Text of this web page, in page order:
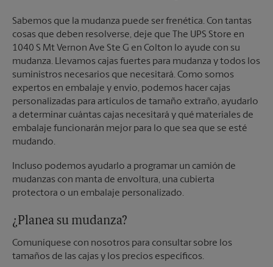
Sabemos que la mudanza puede ser frenética. Con tantas
cosas que deben resolverse, deje que The UPS Store en
1040 S Mt Vernon Ave Ste G en Colton lo ayude con su
mudanza. Llevamos cajas fuertes para mudanza y todos los
suministros necesarios que necesitará. Como somos
expertos en embalaje y envío, podemos hacer cajas
personalizadas para artículos de tamaño extraño, ayudarlo
a determinar cuántas cajas necesitará y qué materiales de
embalaje funcionarán mejor para lo que sea que se esté
mudando.
Incluso podemos ayudarlo a programar un camión de
mudanzas con manta de envoltura, una cubierta
protectora o un embalaje personalizado.
¿Planea su mudanza?
Comuníquese con nosotros para consultar sobre los
tamaños de las cajas y los precios específicos.